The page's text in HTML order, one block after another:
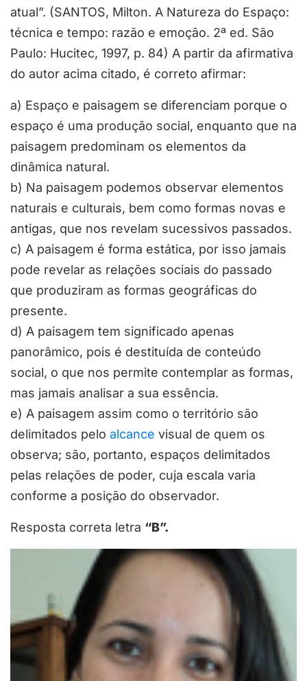
atual”. (SANTOS, Milton. A Natureza do Espaço:
técnica e tempo: razão e emoção. 2ª ed. São
Paulo: Hucitec, 1997, p. 84) A partir da afirmativa
do autor acima citado, é correto afirmar:
a) Espaço e paisagem se diferenciam porque o
espaço é uma produção social, enquanto que na
paisagem predominam os elementos da
dinâmica natural.
b) Na paisagem podemos observar elementos
naturais e culturais, bem como formas novas e
antigas, que nos revelam sucessivos passados.
c) A paisagem é forma estática, por isso jamais
pode revelar as relações sociais do passado
que produziram as formas geográficas do
presente.
d) A paisagem tem significado apenas
panorâmico, pois é destituída de conteúdo
social, o que nos permite contemplar as formas,
mas jamais analisar a sua essência.
e) A paisagem assim como o território são
delimitados pelo alcance visual de quem os
observa; são, portanto, espaços delimitados
pelas relações de poder, cuja escala varia
conforme a posição do observador.
Resposta correta letra “B”.